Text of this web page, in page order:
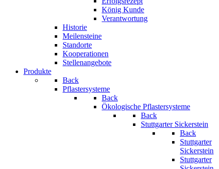
König Kunde
Verantwortung
Historie
Meilensteine
Standorte
Kooperationen
Stellenangebote
Produkte
Back
Pflastersysteme
Back
Ökologische Pflastersysteme
Back
Stuttgarter Sickerstein
Back
Stuttgarter
Sickerstein
Stuttgarter